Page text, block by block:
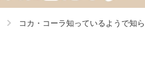
コカ・コーラ知っているようで知